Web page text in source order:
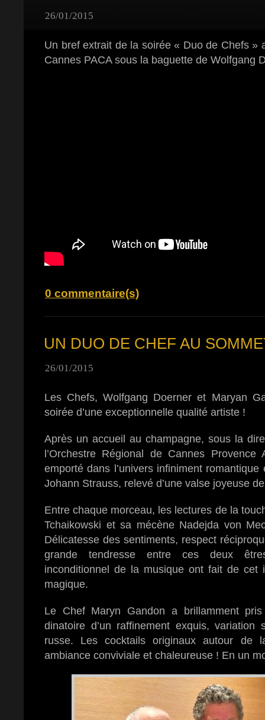
26/01/2015
Un bref extrait de la soirée « Duo de Chefs »
Cannes PACA sous la baguette de Wolfgang
0 commentaire(s)
UN DUO DE CHEF AU
26/01/2015
Les Chefs, Wolfgang Doerner et Maryan
soirée d’une exceptionnelle qualité artiste !
Après un accueil au champagne, sous la
l’Orchestre Régional de Cannes
emporté dans l’univers infiniment
Johann Strauss, relevé d’une valse joyeuse
Entre chaque morceau, les lectures de la
Tchaikowski et sa mécène Nadejda von
Délicatesse des sentiments, respect
grande tendresse entre ces deux
inconditionnel de la musique ont fait de cet
magique.
Le Chef Maryn Gandon a brillamment
dinatoire d’un raffinement exquis,
russe. Les cocktails originaux autour de
ambiance conviviale et chaleureuse ! En un